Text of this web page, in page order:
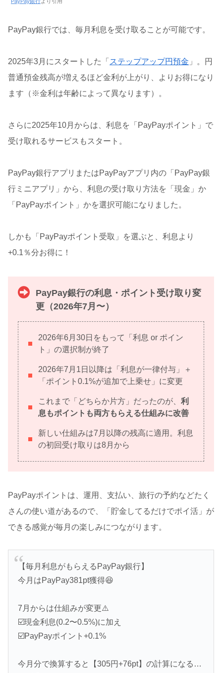
PayPay銀行では、毎月利息を受け取ることが可能です。
2025年3月にスタートした「 ステップアップ円預金 」。円
普通預金残高が増えるほど金利が上がり、よりお得になり
ます（※金利は年齢によって異なります）。
さらに2025年10月からは、利息を「PayPayポイント」で
受け取れるサービスもスタート。
PayPay銀行アプリまたはPayPayアプリ内の「PayPay銀
行ミニアプリ」から、利息の受け取り方法を「現金」か
「PayPayポイント」かを選択可能になりました。
しかも「PayPayポイント受取」を選ぶと、利息より
+0.1％分お得に！
PayPay銀行の利息・ポイント受け取り変
更（2026年7月〜）
2026年6月30日をもって「利息 or ポイン
ト」の選択制が終了
2026年7月1日以降は「利息が一律付与」＋
「ポイント0.1%が追加で上乗せ」に変更
これまで「どちらか片方」だったのが、 利
息もポイントも両方もらえる仕組みに改善
新しい仕組みは7月以降の残高に適用。利息
の初回受け取りは8月から
PayPayポイントは、運用、支払い、旅行の予約などたく
さんの使い道があるので、「貯金してるだけでポイ活」が
できる感覚が毎月の楽しみにつながります。
【毎月利息がもらえるPayPay銀行】
今月はPayPay381pt獲得😆
7月からは仕組みが変更⚠️
☑️現金利息(0.2〜0.5%)に加え
☑️PayPayポイント+0.1%
今月分で換算すると【305円+76pt】の計算になる…